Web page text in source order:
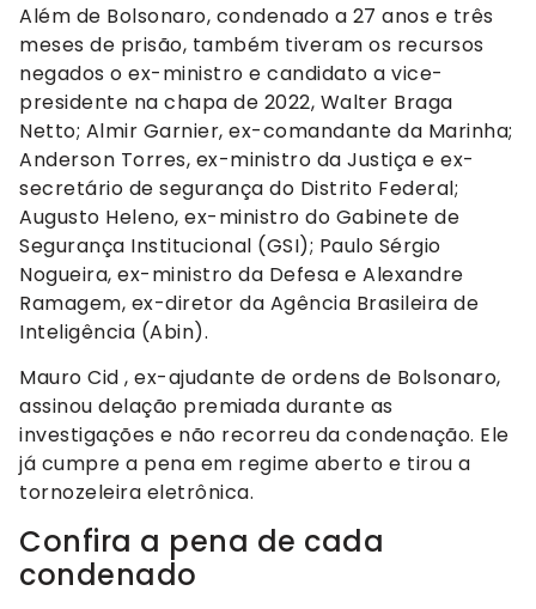
Além de Bolsonaro, condenado a 27 anos e três
meses de prisão, também tiveram os recursos
negados o ex-ministro e candidato a vice-
presidente na chapa de 2022, Walter Braga
Netto; Almir Garnier, ex-comandante da Marinha;
Anderson Torres, ex-ministro da Justiça e ex-
secretário de segurança do Distrito Federal;
Augusto Heleno, ex-ministro do Gabinete de
Segurança Institucional (GSI); Paulo Sérgio
Nogueira, ex-ministro da Defesa e Alexandre
Ramagem, ex-diretor da Agência Brasileira de
Inteligência (Abin).
Mauro Cid , ex-ajudante de ordens de Bolsonaro,
assinou delação premiada durante as
investigações e não recorreu da condenação. Ele
já cumpre a pena em regime aberto e tirou a
tornozeleira eletrônica.
Confira a pena de cada
condenado